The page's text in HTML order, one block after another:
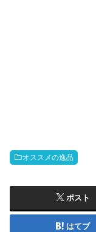
オススメの逸品
ポスト
はてブ